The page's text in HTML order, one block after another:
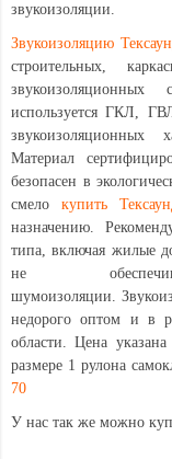
звукоизоляции.
Звукоизоляцию
строительных,
используется ГКЛ,
звукоизоляционных
Материал
безопасен в
смелокупить
назначению.
типа, включая жилые
не
шумоизоляции.
недорого оптом и в
области. Цена
размере 1 рулона
70
У нас так же можно